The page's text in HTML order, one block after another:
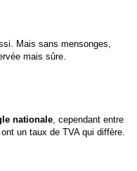
Mais sans mensonges,
mais sûre.
nationale, cependant entre
un taux de TVA qui diffère.